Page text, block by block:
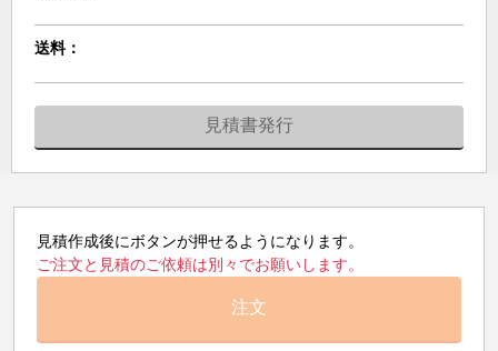
送料：
見積書発行
見積作成後にボタンが押せるようになります。
ご注文と見積のご依頼は別々でお願いします。
注文